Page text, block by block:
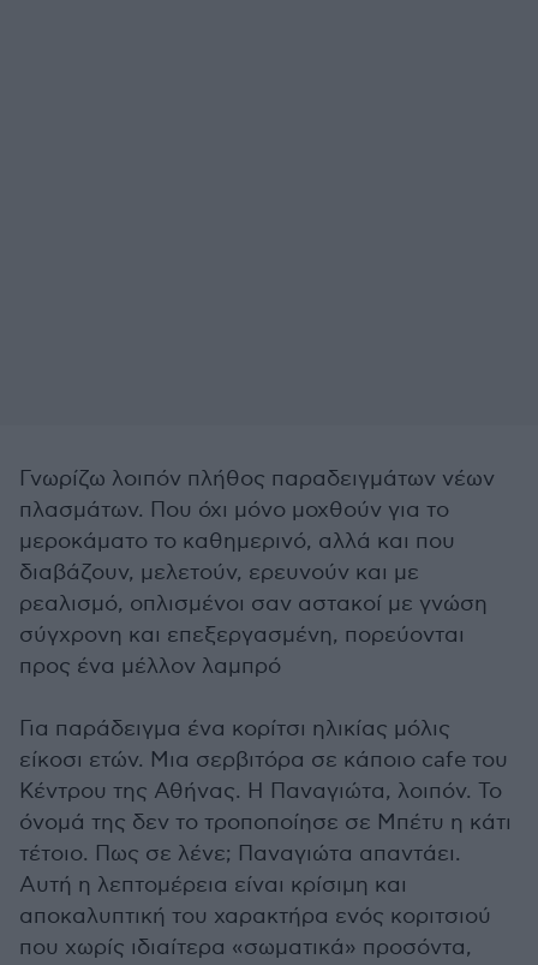
Γνωρίζω λοιπόν πλήθος παραδειγμάτων νέων
πλασμάτων. Που όχι μόνο μοχθούν για το
μεροκάματο το καθημερινό, αλλά και που
διαβάζουν, μελετούν, ερευνούν και με
ρεαλισμό, οπλισμένοι σαν αστακοί με γνώση
σύγχρονη και επεξεργασμένη, πορεύονται
προς ένα μέλλον λαμπρό
Για παράδειγμα ένα κορίτσι ηλικίας μόλις
είκοσι ετών. Μια σερβιτόρα σε κάποιο cafe του
Κέντρου της Αθήνας. Η Παναγιώτα, λοιπόν. Το
όνομά της δεν το τροποποίησε σε Μπέτυ η κάτι
τέτοιο. Πως σε λένε; Παναγιώτα απαντάει.
Αυτή η λεπτομέρεια είναι κρίσιμη και
αποκαλυπτική του χαρακτήρα ενός κοριτσιού
που χωρίς ιδιαίτερα «σωματικά» προσόντα,